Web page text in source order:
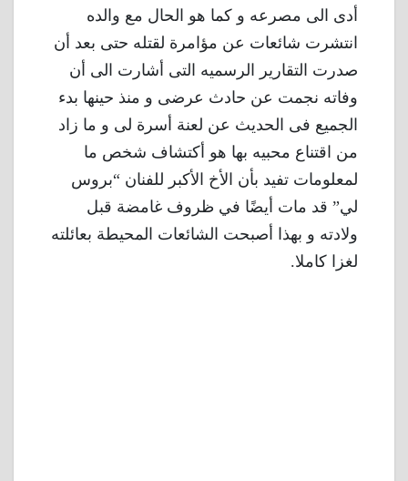
أدى الى مصرعه و كما هو الحال مع والده
انتشرت شائعات عن مؤامرة لقتله حتى بعد أن
صدرت التقارير الرسميه التى أشارت الى أن
وفاته نجمت عن حادث عرضى و منذ حينها بدء
الجميع فى الحديث عن لعنة أسرة لى و ما زاد
من اقتناع محبيه بها هو أكتشاف شخص ما
لمعلومات تفيد بأن الأخ الأكبر للفنان “بروس
لي” قد مات أيضًا في ظروف غامضة قبل
ولادته و بهذا أصبحت الشائعات المحيطة بعائلته
لغزا كاملا.